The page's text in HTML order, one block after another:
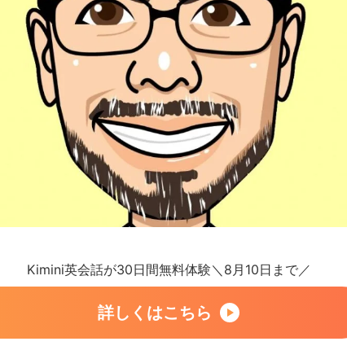
Kimini英会話が30日間無料体験＼8月10日まで／
詳しくはこちら